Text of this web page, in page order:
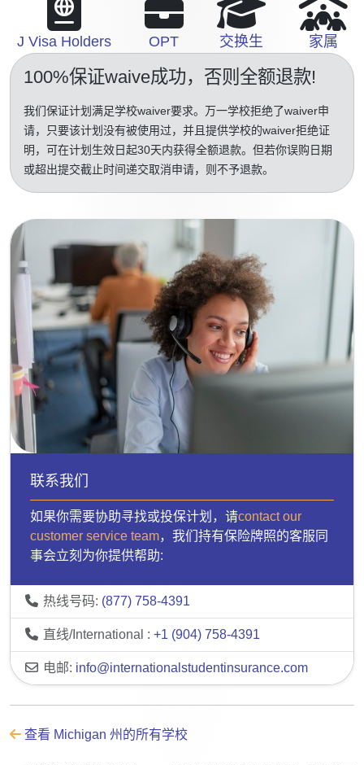
J Visa Holders OPT 交换生 家属
100%保证waive成功，否则全额退款!
我们保证计划满足学校waiver要求。万一学校拒绝了waiver申
请，只要该计划没有被使用过，并且提供学校的waiver拒绝证
明，可在计划生效日起30天内获得全额退款。但若你误购日期
或超出提交截止时间递交取消申请，则不予退款。
联系我们
如果你需要协助寻找或投保计划，请contact our
customer service team，我们持有保险牌照的客服同
事会立刻为你提供帮助:
热线号码: (877) 758-4391
直线/International : +1 (904) 758-4391
电邮: info@internationalstudentinsurance.com
查看 Michigan 州的所有学校